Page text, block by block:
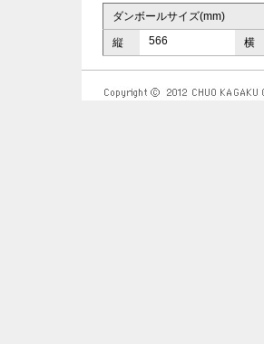
ダンボールサイズ(mm)
縦 566 横